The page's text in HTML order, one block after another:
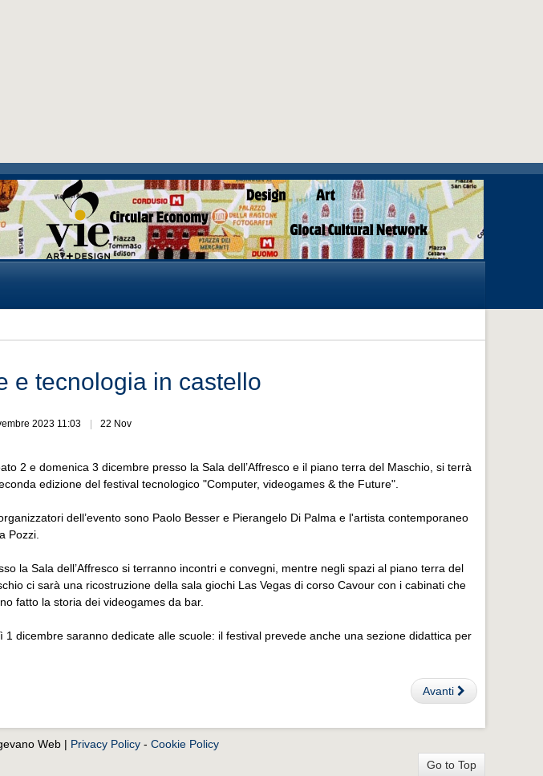
e tecnologia in castello
2023 11:03 22 Nov
2 e domenica 3 dicembre presso la Sala dell’Affresco e il piano terra del Maschio, si terrà
edizione del festival tecnologico "Computer, videogames & the Future".
dell’evento sono Paolo Besser e Pierangelo Di Palma e l'artista contemporaneo
Pozzi.
la Sala dell’Affresco si terranno incontri e convegni, mentre negli spazi al piano terra del
ci sarà una ricostruzione della sala giochi Las Vegas di corso Cavour con i cabinati che
fatto la storia dei videogames da bar.
dicembre saranno dedicate alle scuole: il festival prevede anche una sezione didattica per
Avanti
Web | Privacy Policy - Cookie Policy
Go to Top